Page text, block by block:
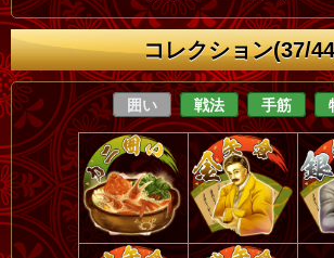
コレクション(37/
囲い 戦法 手筋